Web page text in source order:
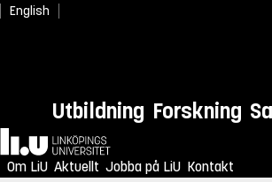
English
Utbildning Forskning
Hem
Om LiU Aktuellt Jobba på LiU Kontakt